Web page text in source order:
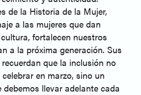
de la Historia de la Mujer,
a las mujeres que dan
fortalecen nuestros
a la próxima generación. Sus
que la inclusión no
en marzo, sino un
llevar adelante cada